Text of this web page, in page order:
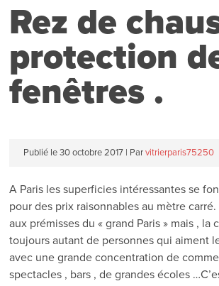
Rez de
protection
fenêtres .
Publié le 30 octobre 2017 | Par vitrierparis75250
A Paris les superficies intéressantes se
pour des prix raisonnables au mètre
aux prémisses du « grand Paris » mais , la
toujours autant de personnes qui aiment
avec une grande concentration de
spectacles , bars , de grandes écoles